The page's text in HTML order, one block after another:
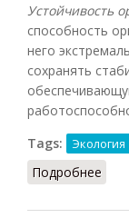
Устойчивость
способность
него
сохранять
Tags:
Экология
Подробнее